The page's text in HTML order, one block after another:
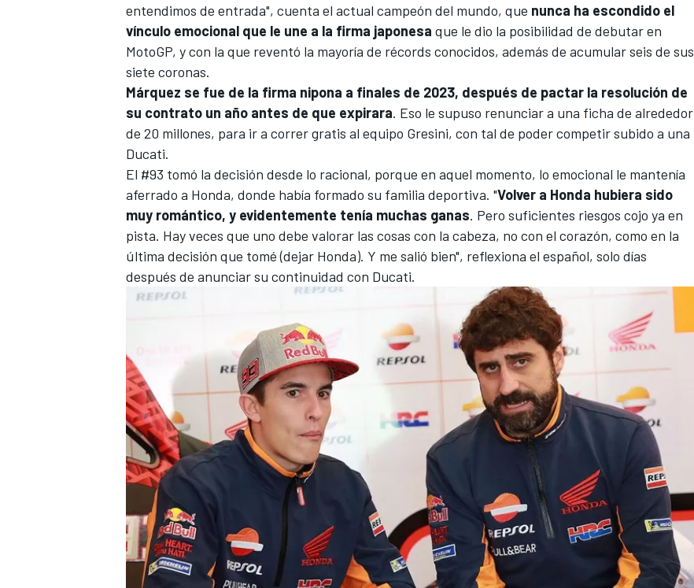
MÁS CATEGORÍAS
entendimos de entrada", cuenta el actual campeón del mundo, que nunca ha escondido el
vínculo emocional que le une a la firma japonesa que le dio la posibilidad de debutar en
MotoGP, y con la que reventó la mayoría de récords conocidos, además de acumular seis de sus
siete coronas.
Márquez se fue de la firma nipona a finales de 2023, después de pactar la resolución de
su contrato un año antes de que expirara. Eso le supuso renunciar a una ficha de alrededor
de 20 millones, para ir a correr gratis al equipo Gresini, con tal de poder competir subido a una
Ducati.
El #93 tomó la decisión desde lo racional, porque en aquel momento, lo emocional le mantenía
aferrado a Honda, donde había formado su familia deportiva. "Volver a Honda hubiera sido
muy romántico, y evidentemente tenía muchas ganas. Pero suficientes riesgos cojo ya en
pista. Hay veces que uno debe valorar las cosas con la cabeza, no con el corazón, como en la
última decisión que tomé (dejar Honda). Y me salió bien", reflexiona el español, solo días
después de anunciar su continuidad con Ducati.